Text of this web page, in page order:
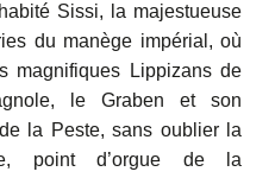
Sissi, la majestueuse
du manège impérial, où
magnifiques Lippizans de
le Graben et son
la Peste, sans oublier la
point d’orgue de la